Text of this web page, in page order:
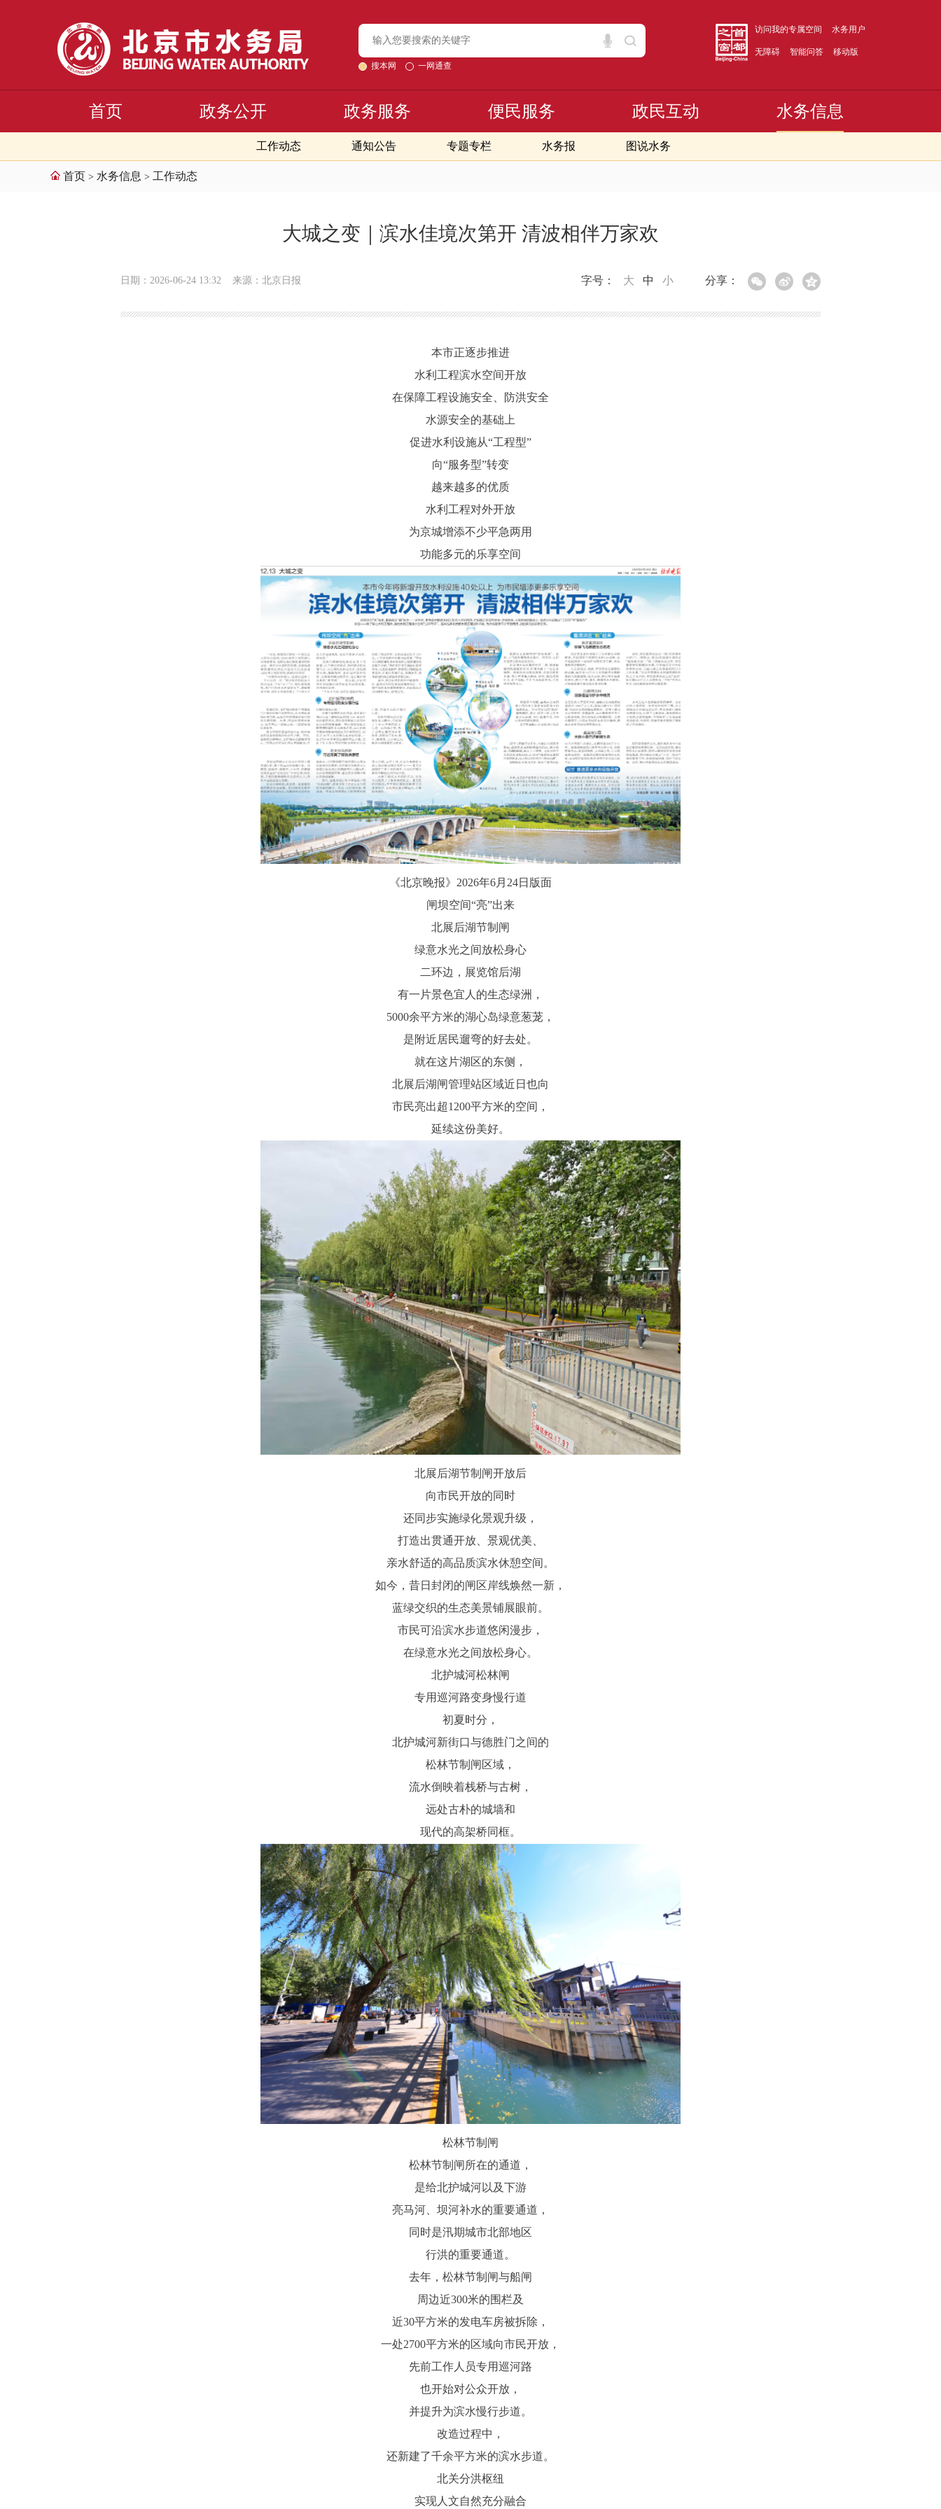
搜本网 一网通查
访问我的专属空间 水务用户
无障碍 智能问答 移动版
首页 政务公开 政务服务 便民服务 政民互动 水务信息
工作动态 通知公告 专题专栏 水务报 图说水务
首页 > 水务信息 > 工作动态
大城之变｜滨水佳境次第开 清波相伴万家欢
日期：2026-06-24 13:32 来源：北京日报 分享：
字号： 大 中 小
本市正逐步推进
水利工程滨水空间开放
在保障工程设施安全、防洪安全
水源安全的基础上
促进水利设施从“工程型”
向“服务型”转变
越来越多的优质
水利工程对外开放
为京城增添不少平急两用
功能多元的乐享空间
《北京晚报》2026年6月24日版面
闸坝空间“亮”出来
北展后湖节制闸
绿意水光之间放松身心
二环边，展览馆后湖
有一片景色宜人的生态绿洲，
5000余平方米的湖心岛绿意葱茏，
是附近居民遛弯的好去处。
就在这片湖区的东侧，
北展后湖闸管理站区域近日也向
市民亮出超1200平方米的空间，
延续这份美好。
北展后湖节制闸开放后
向市民开放的同时
还同步实施绿化景观升级，
打造出贯通开放、景观优美、
亲水舒适的高品质滨水休憩空间。
如今，昔日封闭的闸区岸线焕然一新，
蓝绿交织的生态美景铺展眼前。
市民可沿滨水步道悠闲漫步，
在绿意水光之间放松身心。
北护城河松林闸
专用巡河路变身慢行道
初夏时分，
北护城河新街口与德胜门之间的
松林节制闸区域，
流水倒映着栈桥与古树，
远处古朴的城墙和
现代的高架桥同框。
松林节制闸
松林节制闸所在的通道，
是给北护城河以及下游
亮马河、坝河补水的重要通道，
同时是汛期城市北部地区
行洪的重要通道。
去年，松林节制闸与船闸
周边近300米的围栏及
近30平方米的发电车房被拆除，
一处2700平方米的区域向市民开放，
先前工作人员专用巡河路
也开始对公众开放，
并提升为滨水慢行步道。
改造过程中，
还新建了千余平方米的滨水步道。
北关分洪枢纽
实现人文自然充分融合